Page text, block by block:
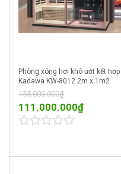
Phòng xông hơi khô ướt kết hợp
Kadawa KW-8012 2m x 1m2
155.000.000₫
111.000.000₫
of